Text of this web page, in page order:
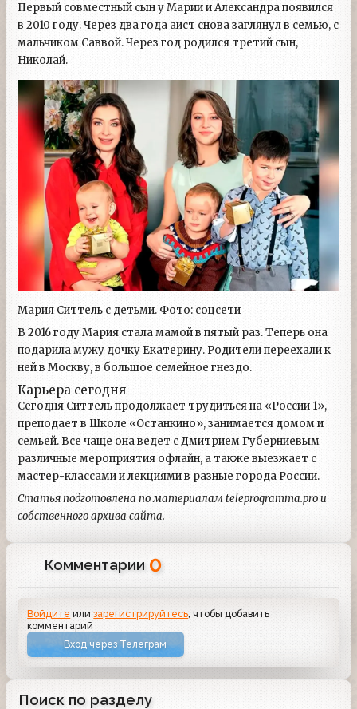
Первый совместный сын у Марии и Александра появился
в 2010 году. Через два года аист снова заглянул в семью, с
мальчиком Саввой. Через год родился третий сын,
Николай.
Мария Ситтель с детьми. Фото: соцсети
В 2016 году Мария стала мамой в пятый раз. Теперь она
подарила мужу дочку Екатерину. Родители переехали к
ней в Москву, в большое семейное гнездо.
Карьера сегодня
Сегодня Ситтель продолжает трудиться на «России 1»,
преподает в Школе «Останкино», занимается домом и
семьей. Все чаще она ведет с Дмитрием Губерниевым
различные мероприятия офлайн, а также выезжает с
мастер-классами и лекциями в разные города России.
Статья подготовлена по материалам teleprogramma.pro и
собственного архива сайта.
Комментарии 0
Войдите илизарегистрируйтесь, чтобы добавить
комментарий
Вход через Телеграм
Поиск по разделу